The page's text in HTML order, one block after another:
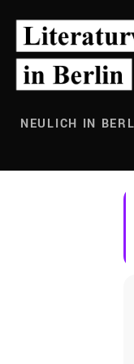
Inhalt
springen
NEULICH IN